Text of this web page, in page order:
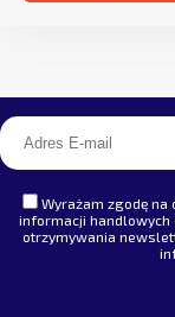
Wyrażam zgodę na
informacji handlowych
otrzymywania